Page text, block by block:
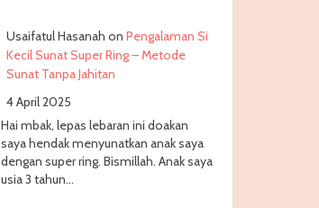
Usaifatul Hasanah onPengalaman Si
Kecil Sunat Super Ring – Metode
Sunat Tanpa Jahitan
4 April 2025
Hai mbak, lepas lebaran ini doakan
saya hendak menyunatkan anak saya
dengan super ring. Bismillah. Anak saya
usia 3 tahun…